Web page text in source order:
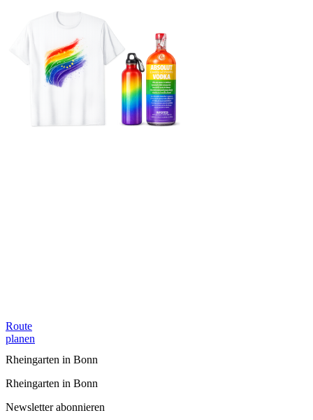
Route
planen
Rheingarten in Bonn
Rheingarten in Bonn
Newsletter abonnieren